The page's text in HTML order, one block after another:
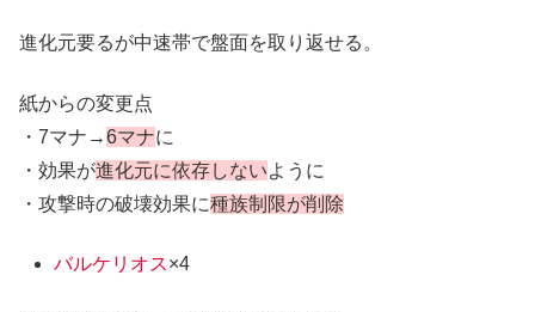
進化元要るが中速帯で盤面を取り返せる。
紙からの変更点
・7マナ→6マナに
・効果が進化元に依存しないように
・攻撃時の破壊効果に種族制限が削除
バルケリオス×4